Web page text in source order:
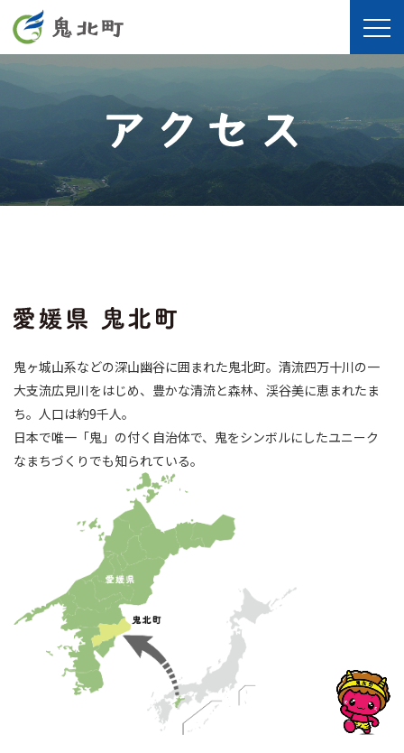
鬼ヶ城山系などの深山幽谷に囲まれた鬼北町。清流四万十川の一
大支流広見川をはじめ、豊かな清流と森林、渓谷美に恵まれたま
ち。人口は約9千人。
日本で唯一「鬼」の付く自治体で、鬼をシンボルにしたユニーク
なまちづくりでも知られている。